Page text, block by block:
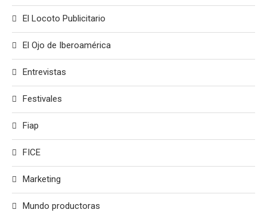
El Locoto Publicitario
El Ojo de Iberoamérica
Entrevistas
Festivales
Fiap
FICE
Marketing
Mundo productoras